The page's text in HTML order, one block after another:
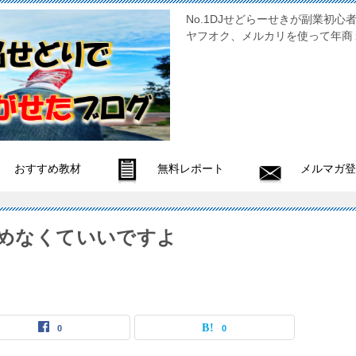
No.1DJせどらーせきが副業初
ヤフオク、メルカリを使って年
おすすめ教材 無料レポート メルマガ
なくていいですよ
0 0